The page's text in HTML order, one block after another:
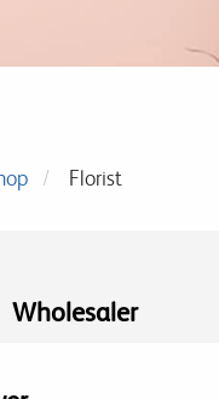
Florist
Wholesaler